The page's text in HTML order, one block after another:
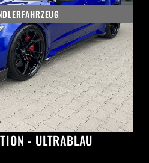
- ULTRABLAU